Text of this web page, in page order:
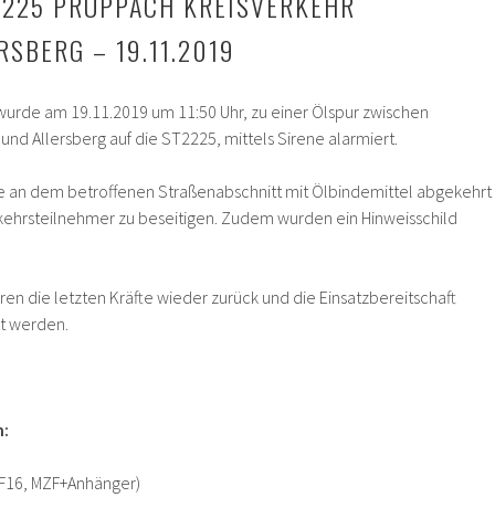
– 19.11.2019
am 19.11.2019 um 11:50 Uhr, zu einer Ölspur zwischen
Allersberg auf die ST2225, mittels Sirene alarmiert.
an dem betroffenen Straßenabschnitt mit Ölbindemittel abgekehrt
zu beseitigen. Zudem wurden ein Hinweisschild
die letzten Kräfte wieder zurück und die Einsatzbereitschaft
werden.
MZF+Anhänger)